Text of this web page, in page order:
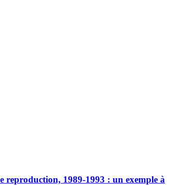
reproduction, 1989-1993 : un exemple à